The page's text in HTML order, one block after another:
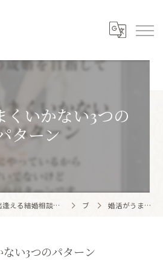
くいかない3つの
ターン
【究極のパートナーと出逢える結婚相談所】目黒区・品川区で結婚相談所ならアノー・ド・マリアージュ 目黒婚活サロン ブログ 婚活がうまくいかない3つのパターン
い3つのパターン